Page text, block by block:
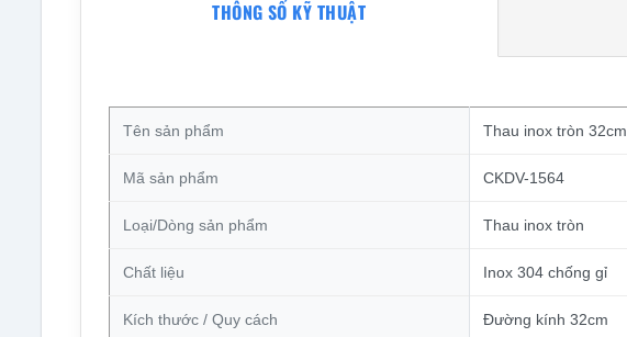
THÔNG SỐ KỸ THUẬT
Tên sản phẩm Thau inox tròn 32cm
Mã sản phẩm CKDV-1564
Loại/Dòng sản phẩm Thau inox tròn
Chất liệu Inox 304 chống gỉ
Kích thước / Quy cách Đường kính 32cm